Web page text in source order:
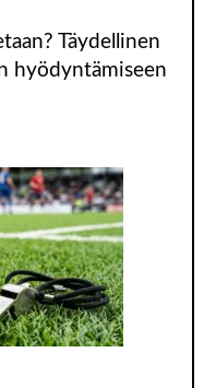
Täydellinen
hyödyntämiseen